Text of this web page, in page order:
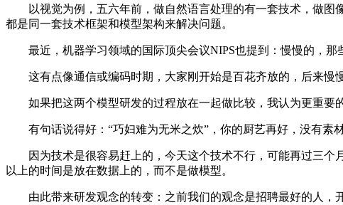
以视觉为例，五六年前，做自然语言处理的有一套技术，做图
都是同一套技术框架和模型架构来解决问题。
最近，机器学习领域的国际顶尖会议NIPS也提到：慢慢的，那
这有点像通信或编码时期，大家刚开始是百花齐放的，后来慢
如果把这两个模型研发的过程放在一起做比较，我认为更重要
有句话说得好：“巧妇难为无米之炊”，你的厨艺再好，没有素
因为技术是很容易赶上的，今天这个技术不行，可能再过三个
以上的时间是放在数据上的，而不是做模型。
由此带来研发观念的转变：之前我们的观念是招聘最好的人，